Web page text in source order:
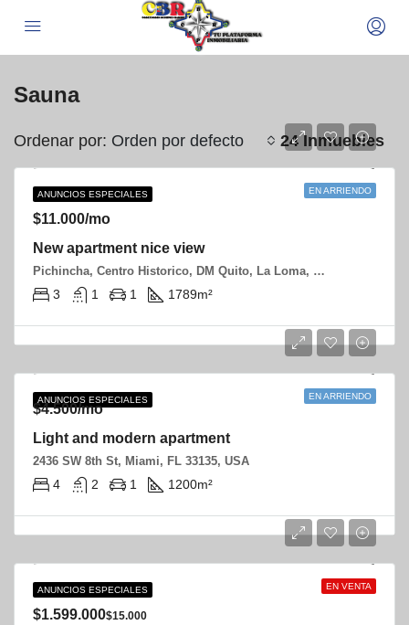
Sauna
24 Inmuebles
Ordenar por: Orden por defecto
ANUNCIOS ESPECIALES EN ARRIENDO
CASAS
$11.000/mo
New apartment nice view
Pichincha, Centro Historico, DM Quito, La Loma, Zaldumbide y Rocafuerte
3 1 1 1789m²
ANUNCIOS ESPECIALES EN ARRIENDO
$4.500/mo
Light and modern apartment
2436 SW 8th St, Miami, FL 33135, USA
4 2 1 1200m²
ANUNCIOS ESPECIALES EN VENTA
VILLAS
$1.599.000$15.000